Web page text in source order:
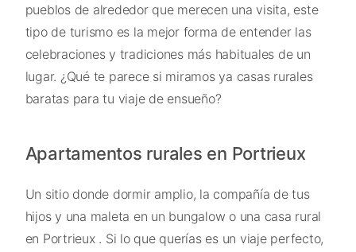
pueblos de alrededor que merecen una visita, este
tipo de turismo es la mejor forma de entender las
celebraciones y tradiciones más habituales de un
lugar. ¿Qué te parece si miramos ya casas rurales
baratas para tu viaje de ensueño?
Apartamentos rurales en Portrieux
Un sitio donde dormir amplio, la compañía de tus
hijos y una maleta en un bungalow o una casa rural
en Portrieux . Si lo que querías es un viaje perfecto,